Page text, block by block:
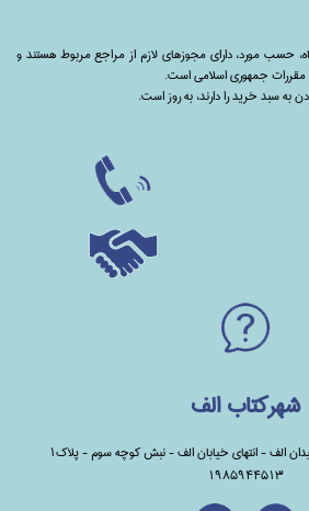
حسب مورد،‌ دارای مجوزهای لازم از مراجع مربوط هستند ‌و‌‌
مقررات جمهوری اسلامی است.
به سبد خرید را دارند،‌ به روز است.
شهرکتاب الف
الف - انتهای خیابان الف - نبش کوچه سوم - پلاک1
1985944513